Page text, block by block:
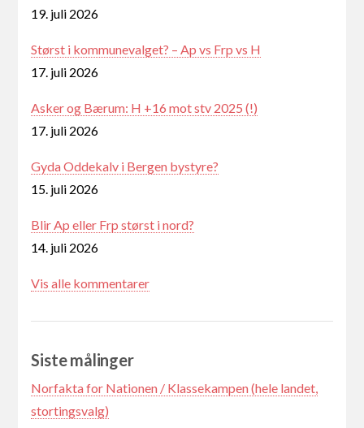
19. juli 2026
Størst i kommunevalget? – Ap vs Frp vs H
17. juli 2026
Asker og Bærum: H +16 mot stv 2025 (!)
17. juli 2026
Gyda Oddekalv i Bergen bystyre?
15. juli 2026
Blir Ap eller Frp størst i nord?
14. juli 2026
Vis alle kommentarer
Siste målinger
Norfakta for Nationen / Klassekampen (hele landet,
stortingsvalg)